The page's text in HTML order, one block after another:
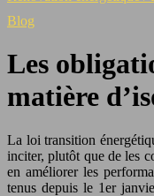
Blog
Les
matière
La loi transition
inciter, plutôt que de les
en améliorer les
tenus depuis le 1er